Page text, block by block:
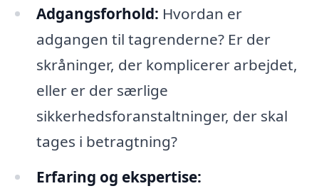
Adgangsforhold: Hvordan er
adgangen til tagrenderne? Er der
skråninger, der komplicerer arbejdet,
eller er der særlige
sikkerhedsforanstaltninger, der skal
tages i betragtning?
Erfaring og ekspertise: